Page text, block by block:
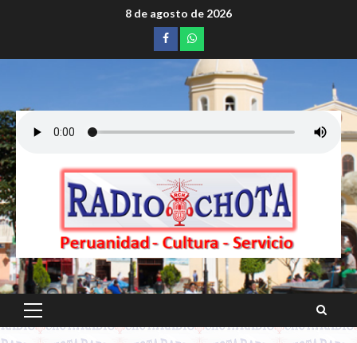
8 de agosto de 2026
Facebookwhatsapp
Menú
principal